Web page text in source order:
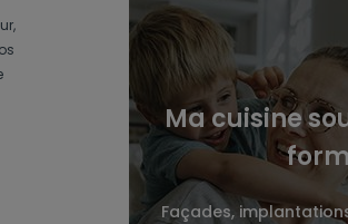
Ma cuisine
Façades,